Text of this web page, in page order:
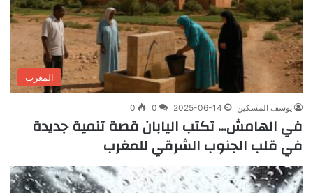
المغرب
يوسف المسكين 2025-06-14
0
0
في الهامش… تكتب اليابان قصة تنمية جديدة
في قلب الجنوب الشرقي للمغرب